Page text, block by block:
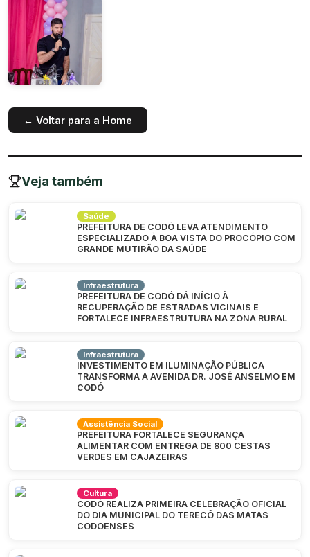
← Voltar para a Home
Veja também
Saúde
PREFEITURA DE CODÓ LEVA ATENDIMENTO
ESPECIALIZADO À BOA VISTA DO PROCÓPIO COM
GRANDE MUTIRÃO DA SAÚDE
Infraestrutura
PREFEITURA DE CODÓ DÁ INÍCIO À
RECUPERAÇÃO DE ESTRADAS VICINAIS E
FORTALECE INFRAESTRUTURA NA ZONA RURAL
Infraestrutura
INVESTIMENTO EM ILUMINAÇÃO PÚBLICA
TRANSFORMA A AVENIDA DR. JOSÉ ANSELMO EM
CODÓ
Assistência Social
PREFEITURA FORTALECE SEGURANÇA
ALIMENTAR COM ENTREGA DE 800 CESTAS
VERDES EM CAJAZEIRAS
Cultura
CODÓ REALIZA PRIMEIRA CELEBRAÇÃO OFICIAL
DO DIA MUNICIPAL DO TERECÔ DAS MATAS
CODOENSES